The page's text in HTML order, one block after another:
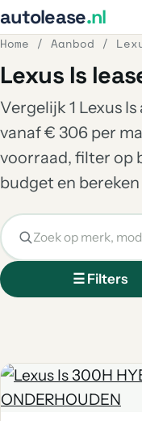
autolease.nl
Home / Aanbod /
Lexus Is
Vergelijk 1 Lexus
vanaf € 306 per
voorraad, filter op
budget en
☰ Filters